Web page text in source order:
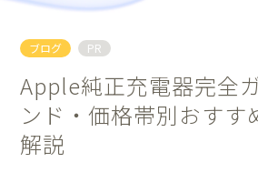
ブログ PR
Apple純正充電器完全
ンド・価格帯別おすす
解説